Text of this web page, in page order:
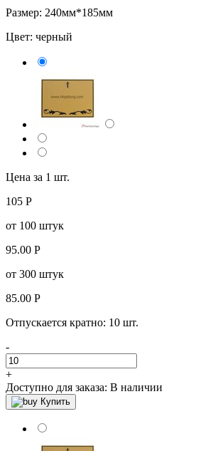
Размер: 240мм*185мм
Цвет: черный
Цена за 1 шт.
105 Р
от 100 штук
95.00 Р
от 300 штук
85.00 Р
Отпускается кратно: 10 шт.
-
+
Доступно для заказа: В наличии
Купить